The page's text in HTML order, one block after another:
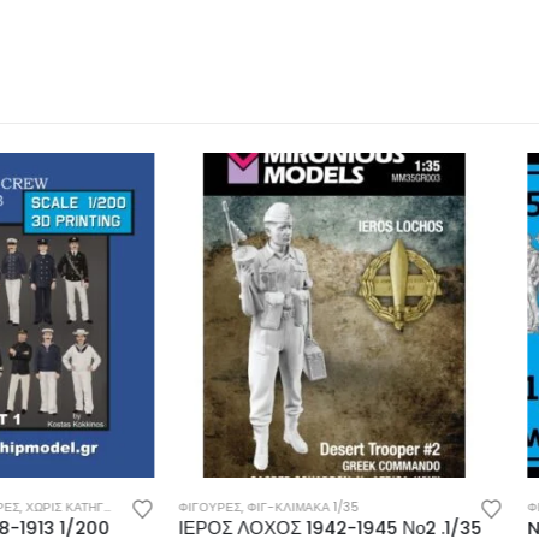
ΦΙΓ-ΚΛΊΜΑΚΑ 1/35
1942-1945 Νο2 .1/35
ΦΙΓ-ΚΛΊΜΑΚΑ 1/100 ΧΩΡΊΣ
NAVY FIGURES ΦΙΓΟΥΡΕΣ 1/